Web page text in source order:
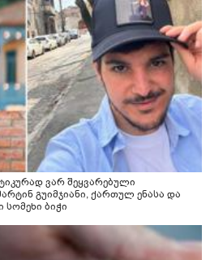
ვარ შეყვარებული
გუიმჯიანი, ქართულ ენასა და
ბიჭი